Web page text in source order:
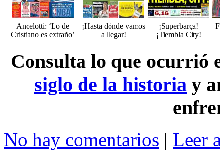
Ancelotti: ‘Lo de
Cristiano es extraño’
¡Hasta dónde vamos
a llegar!
¡Superbarça!
¡Tiembla City!
Consulta lo que ocurrió
siglo de la historia y
No hay comentarios | Leer